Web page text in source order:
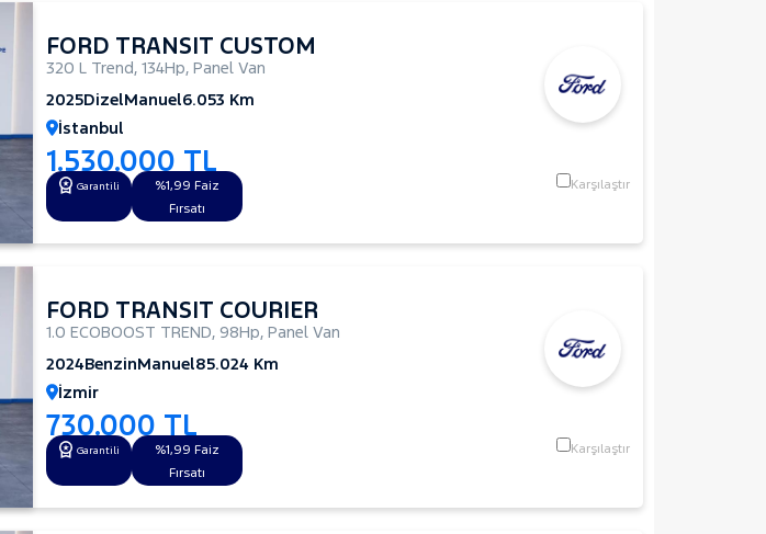
FORD TRANSIT CUSTOM
320 L Trend, 134Hp, Panel Van
2025DizelManuel6.053 Km
İstanbul
1.530.000 TL
Garantili
%1,99 Faiz
Fırsatı
Karşılaştır
FORD TRANSIT COURIER
1.0 ECOBOOST TREND, 98Hp, Panel Van
2024BenzinManuel85.024 Km
İzmir
730.000 TL
Garantili
%1,99 Faiz
Fırsatı
Karşılaştır